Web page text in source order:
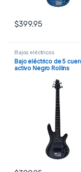
$399.95
Bajos eléctricos
Bajo eléctrico de 5
activo Negro Rollins